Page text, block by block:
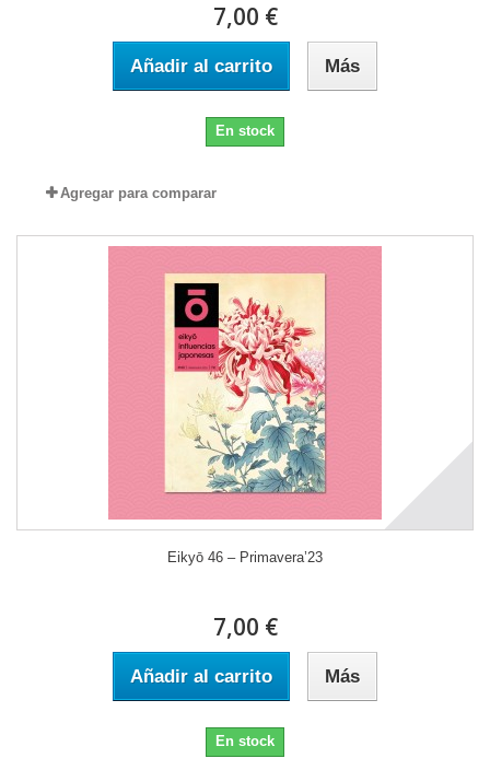
7,00 €
Añadir al carrito Más
En stock
Agregar para comparar
Eikyō 46 – Primavera’23
7,00 €
Añadir al carrito Más
En stock